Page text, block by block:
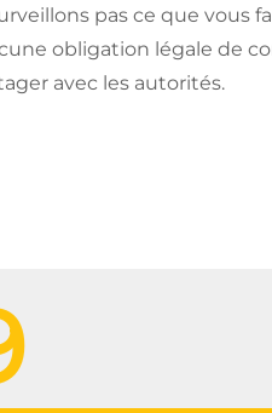
pas ce que vous
obligation légale de
avec les autorités.